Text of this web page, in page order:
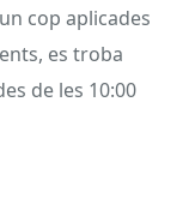
cop aplicades
es troba
de les 10:00